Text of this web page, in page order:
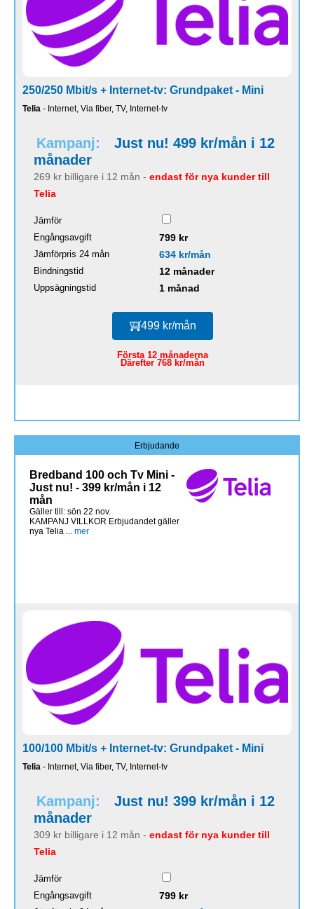
250/250 Mbit/s + Internet-tv: Grundpaket - Mini
Telia - Internet, Via fiber, TV, Internet-tv
Kampanj:
Just nu! 499 kr/mån i 12
månader
269 kr billigare i 12 mån - endast för nya kunder till
Telia
Jämför
Engångsavgift
799 kr
Jämförpris 24 mån 634 kr/mån
Bindningstid 12 månader
Uppsägningstid 1 månad
499 kr/mån
Första 12 månaderna
Därefter 768 kr/mån
Erbjudande
Bredband 100 och Tv Mini -
Just nu! - 399 kr/mån i 12
mån
Gäller till: sön 22 nov.
KAMPANJ VILLKOR Erbjudandet gäller
nya Telia ... mer
100/100 Mbit/s + Internet-tv: Grundpaket - Mini
Telia - Internet, Via fiber, TV, Internet-tv
Kampanj:
Just nu! 399 kr/mån i 12
månader
309 kr billigare i 12 mån - endast för nya kunder till
Telia
Jämför
Engångsavgift
799 kr